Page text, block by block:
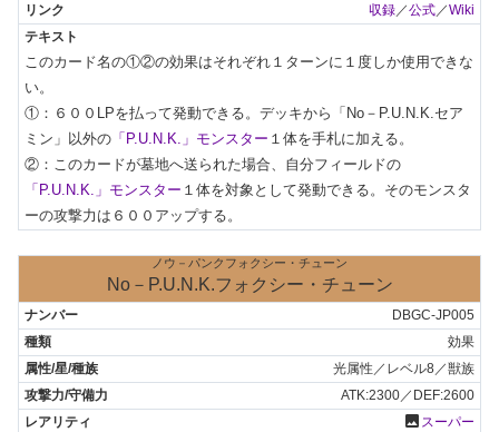
収録／公式／Wiki
このカード名の①②の効果はそれぞれ１ターンに１度しか使用できな
い。
①：６００LPを払って発動できる。デッキから「No－P.U.N.K.セア
ミン」以外の 「P.U.N.K.」モンスター １体を手札に加える。
②：このカードが墓地へ送られた場合、自分フィールドの
「P.U.N.K.」モンスター １体を対象として発動できる。そのモンスタ
ーの攻撃力は６００アップする。
ノウ－パンクフォクシー・チューン
No－P.U.N.K.フォクシー・チューン
DBGC-JP005
効果
光属性／レベル8／獣族
ATK:2300／DEF:2600
photo スーパー